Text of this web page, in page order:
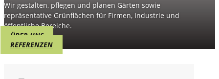
Wir gestalten, pflegen und planen Gärten sowie
repräsentative Grünflächen für Firmen, Industrie und
öffentliche Bereiche.
ÜBER UNS
REFERENZEN